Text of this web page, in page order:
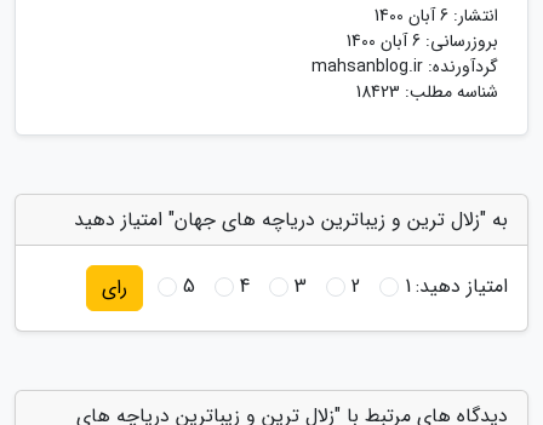
انتشار: 6 آبان 1400
بروزرسانی: 6 آبان 1400
گردآورنده: mahsanblog.ir
شناسه مطلب: 18423
به "زلال ترین و زیباترین دریاچه های جهان" امتیاز دهید
امتیاز دهید:1
2
3
4
5 رای
دیدگاه های مرتبط با "زلال ترین و زیباترین دریاچه های